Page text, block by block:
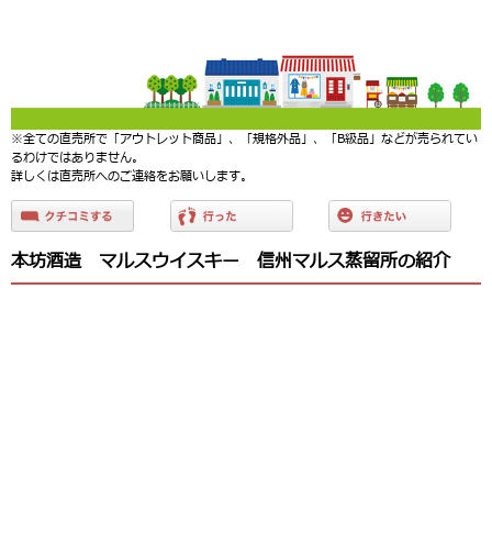
※全ての直売所で「アウトレット商品」、「規格外品」、「B級品」などが売られてい
るわけではありません。
詳しくは直売所へのご連絡をお願いします。
本坊酒造 マルスウイスキー 信州マルス蒸留所の紹介